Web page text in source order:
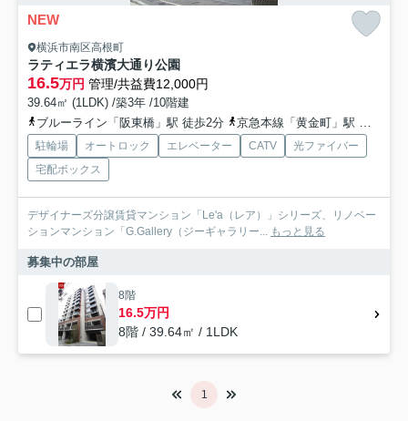
NEW
横浜市南区高根町
ラティエラ横濱大通り公園
16.5万円 管理/共益費12,000円
39.64㎡ (1LDK) /築3年 /10階建
ブルーライン「阪東橋」駅 徒歩2分
京急本線「黄金町」駅 徒歩7分
駐輪場 オートロック エレベーター CATV
光ファイバー
宅配ボックス
デザイナーズ分譲賃貸マンション「Le'a（レア）」シリーズ、リノベー
ションマンション「G.Gallery（ジーギャラリー... もっと見る
募集中の部屋
8階
16.5万円
8階 / 39.64㎡ / 1LDK
1